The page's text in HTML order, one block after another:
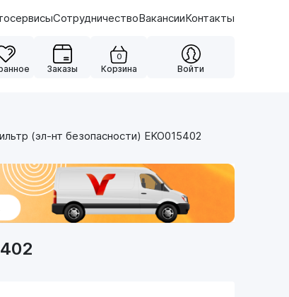
СотрудничествоВакансииКонтакты
Заказы
0
Корзина Войти
(эл-нт безопасности) EKO015402